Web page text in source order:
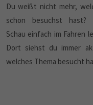
Du weißt nicht mehr,
schon besuchst hast?
Schau einfach im Fahren
Dort siehst du immer
welches Thema besucht